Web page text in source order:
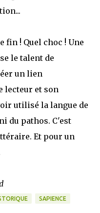
fin ! Quel choc ! Une
le talent de
un lien
lecteur et son
utilisé la langue de
du pathos. C'est
Et pour un
SAPIENCE